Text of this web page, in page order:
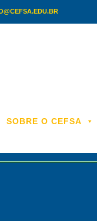
SOBRE O CEFSA